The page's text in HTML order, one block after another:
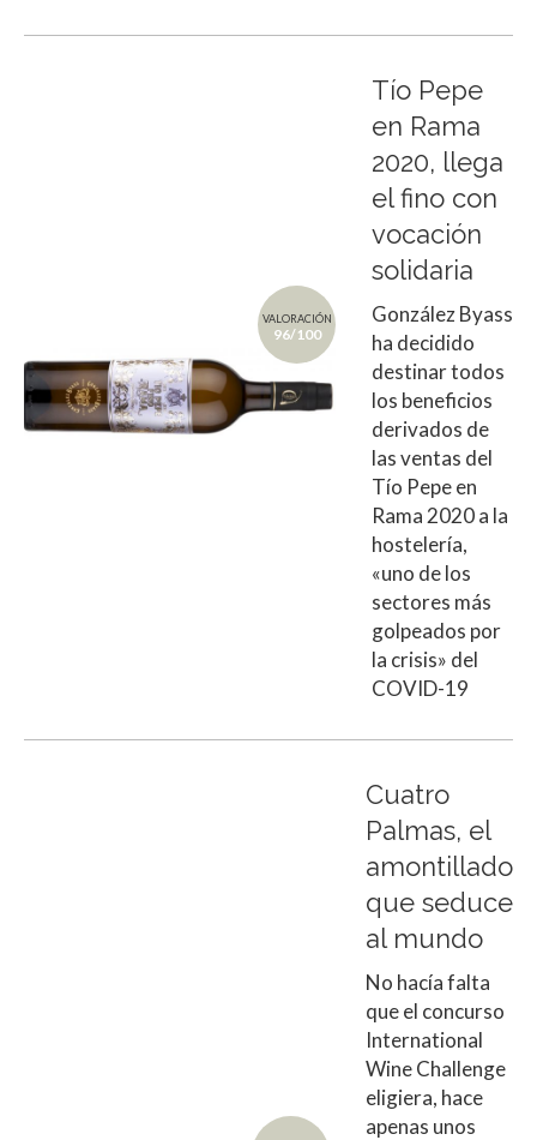
VALORACIÓN
96/100
Tío Pepe
en Rama
2020, llega
el fino con
vocación
solidaria
González Byass
ha decidido
destinar todos
los beneficios
derivados de
las ventas del
Tío Pepe en
Rama 2020 a la
hostelería,
«uno de los
sectores más
golpeados por
la crisis» del
COVID-19
Cuatro
Palmas, el
amontillado
que seduce
al mundo
No hacía falta
que el concurso
International
Wine Challenge
eligiera, hace
apenas unos